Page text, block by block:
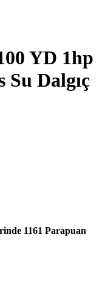
YD 1hp
Su Dalgıç
1161 Parapuan